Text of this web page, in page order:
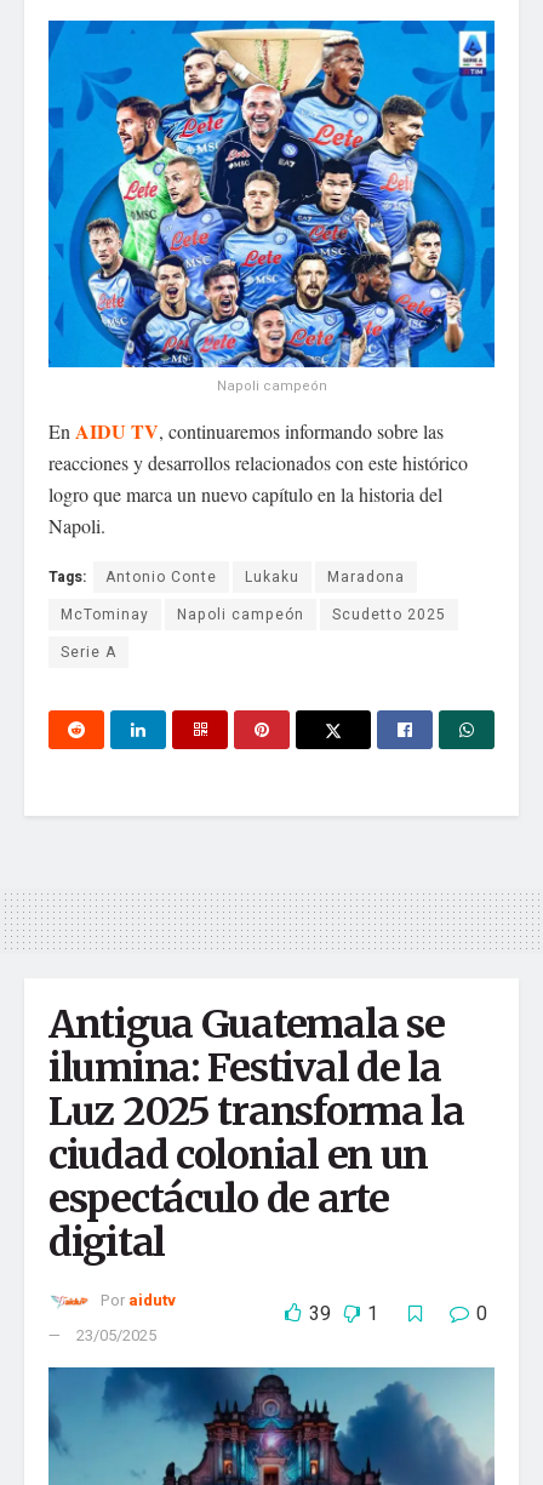
Napoli campeón
En AIDU TV, continuaremos informando sobre las
reacciones y desarrollos relacionados con este histórico
logro que marca un nuevo capítulo en la historia del
Napoli.
Tags: Antonio Conte Lukaku
Maradona
McTominay
Napoli campeón
Scudetto 2025
Serie A
aidutv
Tu dirección de correo electrónico no será publicada. Los
campos obligatorios están marcados con *
Comentario
Nombre*
Correo electrónico*
Antigua Guatemala se
ilumina: Festival de la
Luz 2025 transforma la
ciudad colonial en un
espectáculo de arte
digital
Por aidutv
23/05/2025
39 1 0